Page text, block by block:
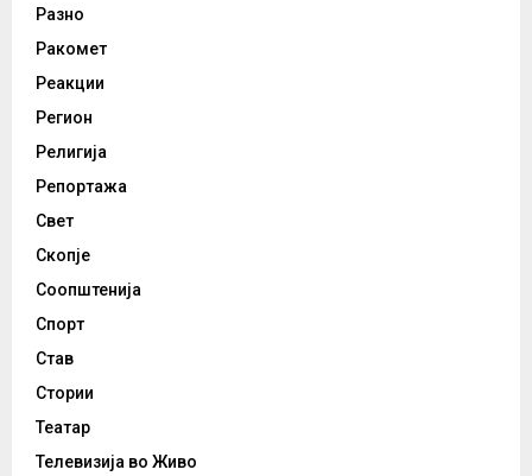
Разно
Ракомет
Реакции
Регион
Религија
Репортажа
Свет
Скопје
Соопштенија
Спорт
Став
Стории
Театар
Телевизија во Живо